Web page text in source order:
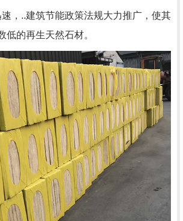
，..建筑节能政策法规大力推广，使其
低的再生天然石材。